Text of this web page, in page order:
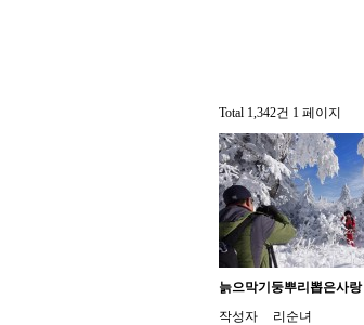
Total 1,342건 1 페이지
늙으막기둥뿌리뽑은사랑
작성자
리순녀